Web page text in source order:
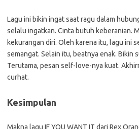
Lagu ini bikin ingat saat ragu dalam
selalu ingatkan. Cinta butuh keberanian.
kekurangan diri. Oleh karena itu, lagu ini
semangat. Selain itu, beatnya enak. Bikin
Terutama, pesan self-love-nya kuat.
curhat.
Kesimpulan
Makna lagu IF YOU WANT IT dari Rex